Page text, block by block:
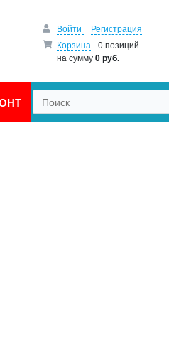
Войти
Регистрация
Корзина
0 позиций
на сумму0 руб.